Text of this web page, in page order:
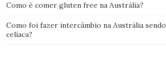
Como é comer gluten free na Austrália?
Como foi fazer intercâmbio na Austrália sendo
celíaca?